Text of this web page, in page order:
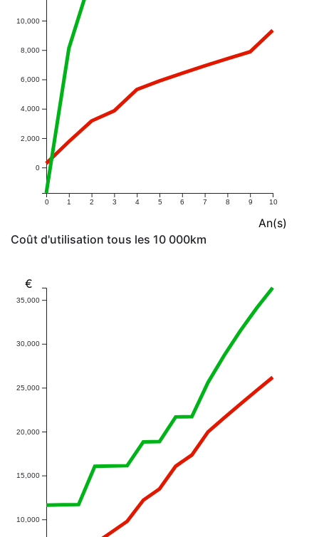
0 1 2 3 4 5 6 7 8 9 10
0
2,000
4,000
6,000
8,000
10,000
An(s)
Coût d'utilisation tous les 10 000km
10,000
15,000
20,000
25,000
30,000
35,000
€